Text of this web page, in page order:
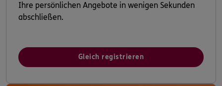
Ihre persönlichen Angebote in wenigen Sekunden
abschließen.
Gleich registrieren